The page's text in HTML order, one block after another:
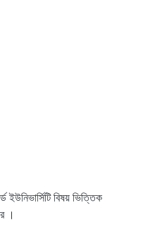
ইউনিভার্সিটি বিষয় ভিত্তিক
।